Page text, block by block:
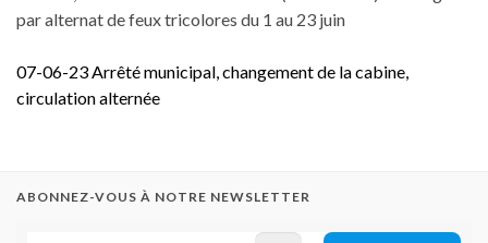
par alternat de feux tricolores du 1 au 23 juin
07-06-23 Arrêté municipal, changement de la cabine,
circulation alternée
ABONNEZ-VOUS À NOTRE NEWSLETTER